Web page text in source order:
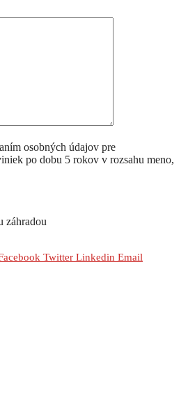
osobných údajov pre
po dobu 5 rokov v rozsahu meno,
Twitter Linkedin Email